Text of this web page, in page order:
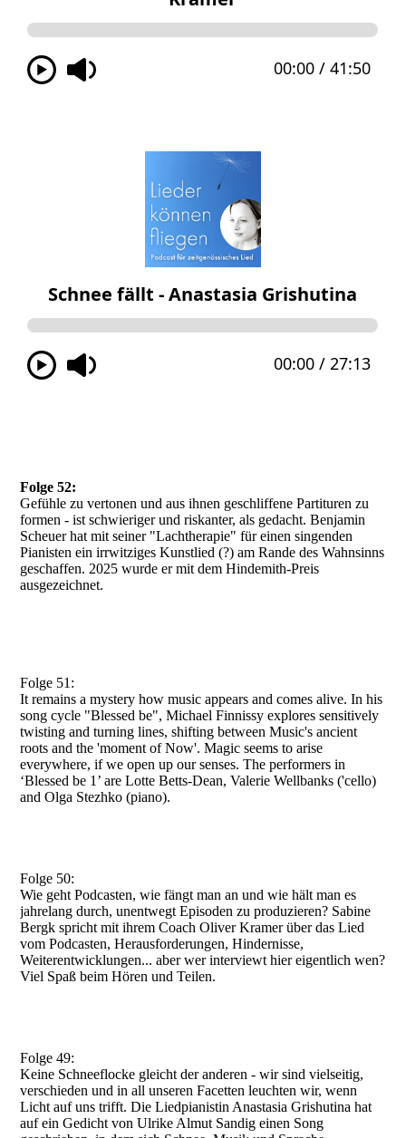
Folge 52:
Gefühle zu vertonen und aus ihnen geschliffene Partituren zu
formen - ist schwieriger und riskanter, als gedacht. Benjamin
Scheuer hat mit seiner "Lachtherapie" für einen singenden
Pianisten ein irrwitziges Kunstlied (?) am Rande des Wahnsinns
geschaffen. 2025 wurde er mit dem Hindemith-Preis
ausgezeichnet.
Folge 51:
It remains a mystery how music appears and comes alive. In his
song cycle "Blessed be", Michael Finnissy explores sensitively
twisting and turning lines, shifting between Music's ancient
roots and the 'moment of Now'. Magic seems to arise
everywhere, if we open up our senses. The performers in
‘Blessed be 1’ are Lotte Betts-Dean, Valerie Wellbanks ('cello)
and Olga Stezhko (piano).
Folge 50:
Wie geht Podcasten, wie fängt man an und wie hält man es
jahrelang durch, unentwegt Episoden zu produzieren? Sabine
Bergk spricht mit ihrem Coach Oliver Kramer über das Lied
vom Podcasten, Herausforderungen, Hindernisse,
Weiterentwicklungen... aber wer interviewt hier eigentlich wen?
Viel Spaß beim Hören und Teilen.
Folge 49:
Keine Schneeflocke gleicht der anderen - wir sind vielseitig,
verschieden und in all unseren Facetten leuchten wir, wenn
Licht auf uns trifft. Die Liedpianistin Anastasia Grishutina hat
auf ein Gedicht von Ulrike Almut Sandig einen Song